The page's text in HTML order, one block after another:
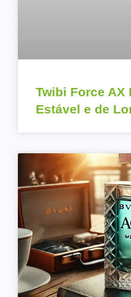
Twibi Force AX
Estável e de